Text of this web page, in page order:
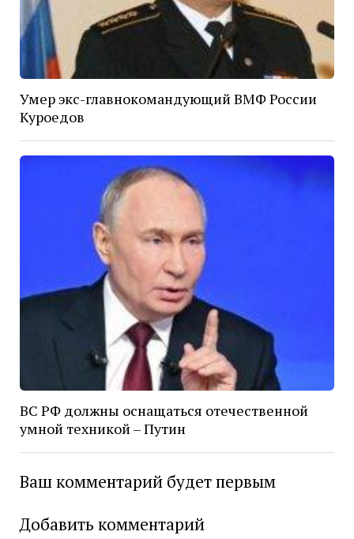
Умер экс-главнокомандующий ВМФ России
Куроедов
ВС РФ должны оснащаться отечественной
умной техникой – Путин
Ваш комментарий будет первым
Добавить комментарий